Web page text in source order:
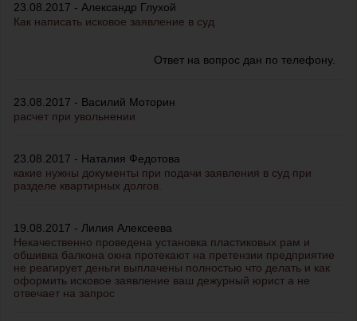
23.08.2017 - Александр Глухой
Как написать исковое заявление в суд
Ответ на вопрос дан по телефону.
23.08.2017 - Василий Моторин
расчет при увольнении
23.08.2017 - Наталия Федотова
какие нужны документы при подачи заявления в суд при
разделе квартирных долгов.
19.08.2017 - Лилия Алексеева
Некачественно проведена установка пластиковых рам и
обшивка балкона окна протекают на претензии предприятие
не реагирует деньги выплачены полностью что делать и как
оформить исковое заявление ваш дежурный юрист а не
отвечает на запрос